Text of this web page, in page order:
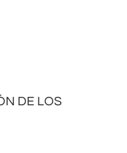
DE LOS